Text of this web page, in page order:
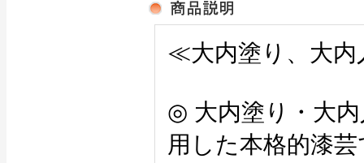
≪大内塗り、大
◎ 大内塗り・大
用した本格的漆